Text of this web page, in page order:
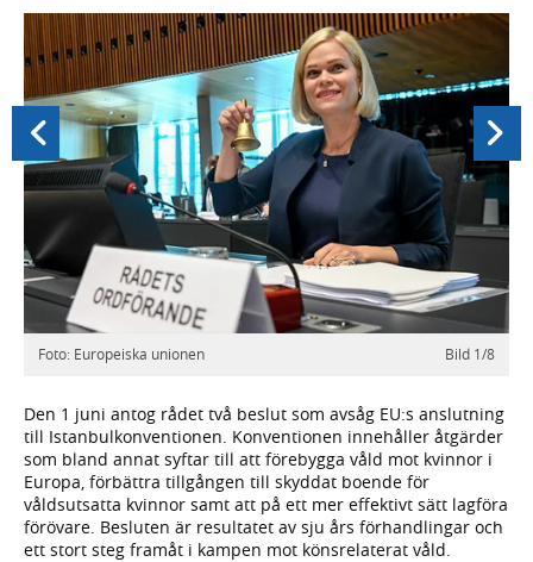
Bild 1/8
Foto: Europeiska unionen
Föregående
Den 1 juni antog rådet två beslut som avsåg EU:s anslutning
till Istanbulkonventionen. Konventionen innehåller åtgärder
som bland annat syftar till att förebygga våld mot kvinnor i
Europa, förbättra tillgången till skyddat boende för
våldsutsatta kvinnor samt att på ett mer effektivt sätt lagföra
förövare. Besluten är resultatet av sju års förhandlingar och
ett stort steg framåt i kampen mot könsrelaterat våld.